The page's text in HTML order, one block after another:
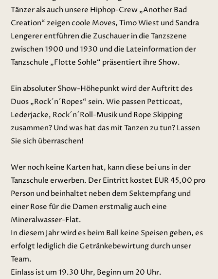
Tänzer als auch unsere Hiphop-Crew „Another Bad
Creation“ zeigen coole Moves, Timo Wiest und Sandra
Lengerer entführen die Zuschauer in die Tanzszene
zwischen 1900 und 1930 und die Lateinformation der
Tanzschule „Flotte Sohle“ präsentiert ihre Show.
Ein absoluter Show-Höhepunkt wird der Auftritt des
Duos „Rock´n´Ropes“ sein. Wie passen Petticoat,
Lederjacke, Rock´n´Roll-Musik und Rope Skipping
zusammen? Und was hat das mit Tanzen zu tun? Lassen
Sie sich überraschen!
Wer noch keine Karten hat, kann diese bei uns in der
Tanzschule erwerben. Der Eintritt kostet EUR 45,00 pro
Person und beinhaltet neben dem Sektempfang und
einer Rose für die Damen erstmalig auch eine
Mineralwasser-Flat.
In diesem Jahr wird es beim Ball keine Speisen geben, es
erfolgt lediglich die Getränkebewirtung durch unser
Team.
Einlass ist um 19.30 Uhr, Beginn um 20 Uhr.